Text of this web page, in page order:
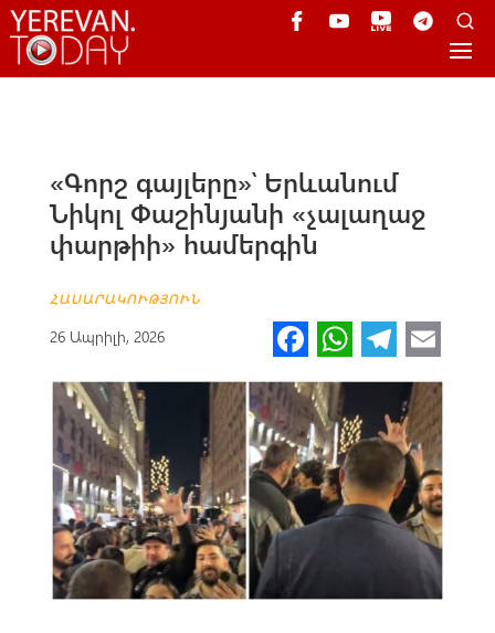
«Գորշ գայլերը»՝ Երևանում
Նիկոլ Փաշինյանի «չալաղաջ
փարթիի» համերգին
ՀԱՍԱՐԱԿՈՒԹՅՈՒՆ
26 Ապրիլի, 2026 Fa
ce
b
o
o
k
W
h
at
s
A
p
Te
le
gr
a
m
m